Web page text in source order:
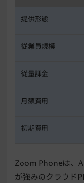
提供形態
従業員規模
従量課金
月額費用
初期費用
Zoom Phoneは、
が強みのクラウド